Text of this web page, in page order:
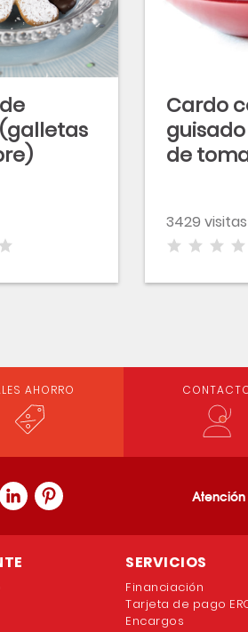
Cardo
de
3429 visitas
AHORRO
SERVICIOS
Financiación
Tarjeta de pago
Encargos